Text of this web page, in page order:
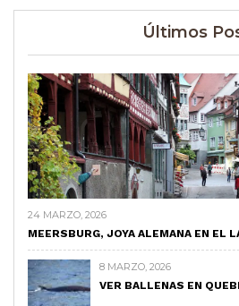
Últimos
24 MARZO, 2026
MEERSBURG, JOYA ALEMANA EN EL
8 MARZO, 2026
VER BALLENAS EN